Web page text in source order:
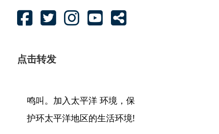
点击转发
鸣叫。加入太平洋 环境，保
护环太平洋地区的生活环境!